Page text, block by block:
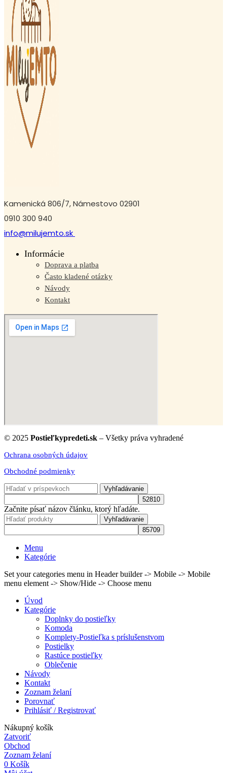
Kamenická 806/7, Námestovo 02901
0910 300 940
info@milujemto.sk
Informácie
Doprava a platba
Často kladené otázky
Návody
Kontakt
© 2025 Postieľkypredeti.sk – Všetky práva vyhradené
Ochrana osobných údajov
Obchodné podmienky
Vyhľadávanie
Začnite písať názov článku, ktorý hľadáte.
Vyhľadávanie
Menu
Kategórie
Set your categories menu in Header builder -> Mobile -> Mobile
menu element -> Show/Hide -> Choose menu
Úvod
Kategórie
Doplnky do postieľky
Komoda
Komplety-Postieľka s príslušenstvom
Postielky
Rastúce postieľky
Oblečenie
Návody
Kontakt
Zoznam želaní
Porovnať
Prihlásiť / Registrovať
Nákupný košík
Zatvoriť
Obchod
Zoznam želaní
0 Košík